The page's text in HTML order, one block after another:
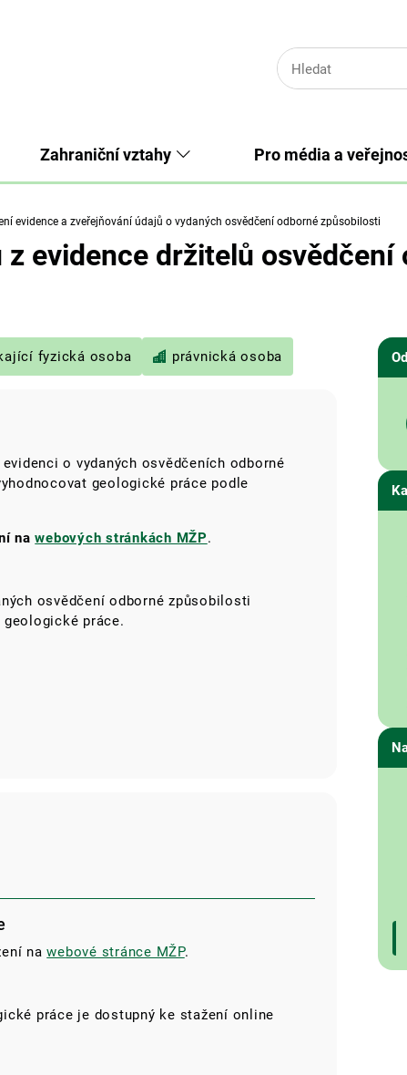
Zahraniční vztahy Pro média a
evidence a zveřejňování údajů o vydaných osvědčení odborné způsobilosti
evidence držitelů
fyzická osoba právnická osoba
o vydaných osvědčeních odborné
geologické práce podle
nawebových stránkách MŽP.
osvědčení odborné způsobilosti
práce.
nawebové stránce MŽP.
práce je dostupný ke stažení online